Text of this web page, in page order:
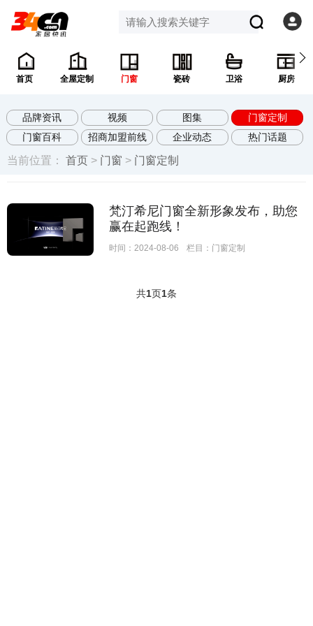
首页 全屋定制 门窗 瓷砖 卫浴 厨房
品牌资讯 视频 图集
门窗定制
门窗百科
招商加盟前线 企业动态 热门话题
当前位置： 首页 > 门窗 > 门窗定制
梵汀希尼门窗全新形象发布，助您
赢在起跑线！
时间：2024-08-06 栏目： 门窗定制
共1页1条